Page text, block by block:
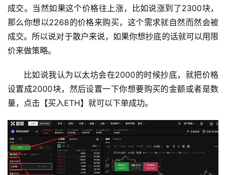
成交。当然如果这个价格往上涨，比如说涨到了2300块，
那么你想以2268的价格来购买，这个需求就自然而然会被
成交。所以说对于散户来说，如果你想抄底的话就可以用限
价来做策略。
比如说我认为以太坊会在2000的时候抄底，就把价格
设置成2000块，然后设置一下你想要购买的金额或者是数
量，点击【买入ETH】就可以下单成功。